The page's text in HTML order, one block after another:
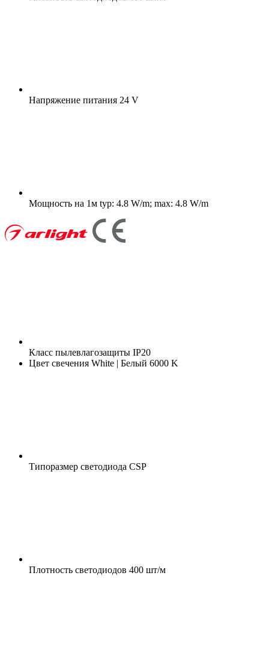
Напряжение питания 24 V
Мощность на 1м typ: 4.8 W/m; max: 4.8 W/m
Класс пылевлагозащиты IP20
Цвет свечения White | Белый 6000 K
Типоразмер светодиода CSP
Плотность светодиодов 400 шт/м